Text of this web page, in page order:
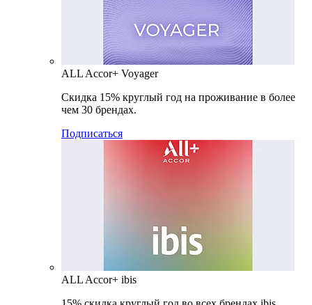
ALL Accor+ Voyager
Скидка 15% круглый год на проживание в более
чем 30 брендах.
Подписаться
ALL Accor+ ibis